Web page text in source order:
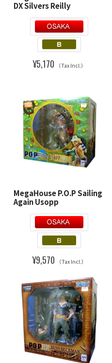
DX Silvers Reilly
¥5,170 （Tax Incl.）
MegaHouse P.O.P Sailing
Again Usopp
¥9,570 （Tax Incl.）